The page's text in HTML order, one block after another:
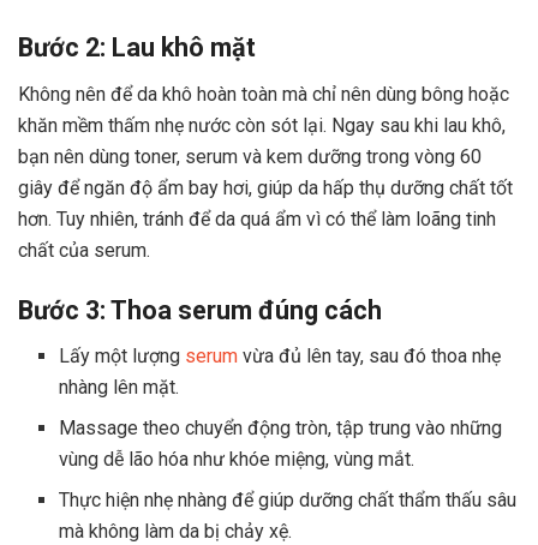
Bước 2: Lau khô mặt
Không nên để da khô hoàn toàn mà chỉ nên dùng bông hoặc
khăn mềm thấm nhẹ nước còn sót lại. Ngay sau khi lau khô,
bạn nên dùng toner, serum và kem dưỡng trong vòng 60
giây để ngăn độ ẩm bay hơi, giúp da hấp thụ dưỡng chất tốt
hơn. Tuy nhiên, tránh để da quá ẩm vì có thể làm loãng tinh
chất của serum.
Bước 3: Thoa serum đúng cách
Lấy một lượng serum vừa đủ lên tay, sau đó thoa nhẹ
nhàng lên mặt.
Massage theo chuyển động tròn, tập trung vào những
vùng dễ lão hóa như khóe miệng, vùng mắt.
Thực hiện nhẹ nhàng để giúp dưỡng chất thẩm thấu sâu
mà không làm da bị chảy xệ.